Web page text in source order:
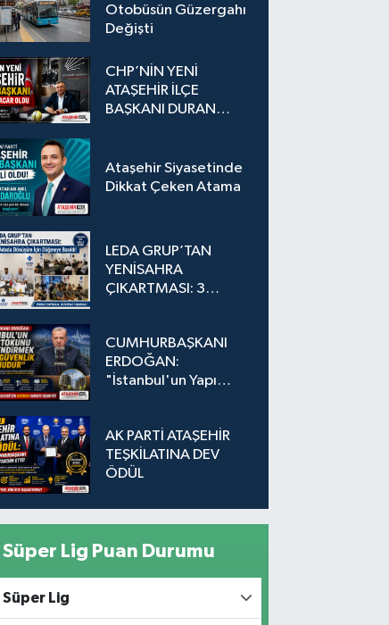
Otobüsün Güzergahı
Değişti
CHP’NİN YENİ
ATAŞEHİR İLÇE
BAŞKANI DURAN
Ataşehir Siyasetinde
Dikkat Çeken Atama
LEDA GRUP’TAN
YENİSAHRA
ÇIKARTMASI: 3
CUMHURBAŞKANI
ERDOĞAN:
"İstanbul'un Yapı
Güvenlik Sorunudur"
AK PARTİ ATAŞEHİR
TEŞKİLATINA DEV
ÖDÜL
Süper Lig Puan Durumu
Süper Lig